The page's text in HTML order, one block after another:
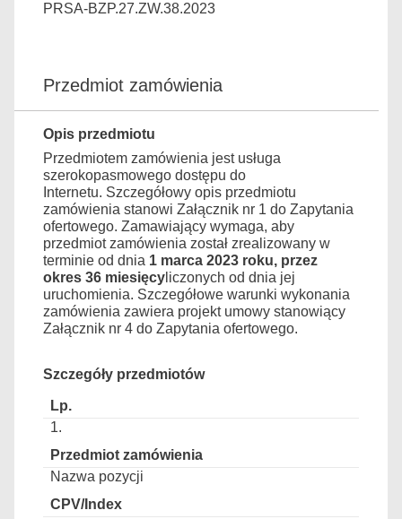
PRSA-BZP.27.ZW.38.2023
Przedmiot zamówienia
Opis przedmiotu
Przedmiotem zamówienia jest usługa
szerokopasmowego dostępu do
Internetu. Szczegółowy opis przedmiotu
zamówienia stanowi Załącznik nr 1 do Zapytania
ofertowego. Zamawiający wymaga, aby
przedmiot zamówienia został zrealizowany w
terminie od dnia 1 marca 2023 roku, przez
okres 36 miesięcy liczonych od dnia jej
uruchomienia. Szczegółowe warunki wykonania
zamówienia zawiera projekt umowy stanowiący
Załącznik nr 4 do Zapytania ofertowego.
Szczegóły przedmiotów
1.
Nazwa pozycji